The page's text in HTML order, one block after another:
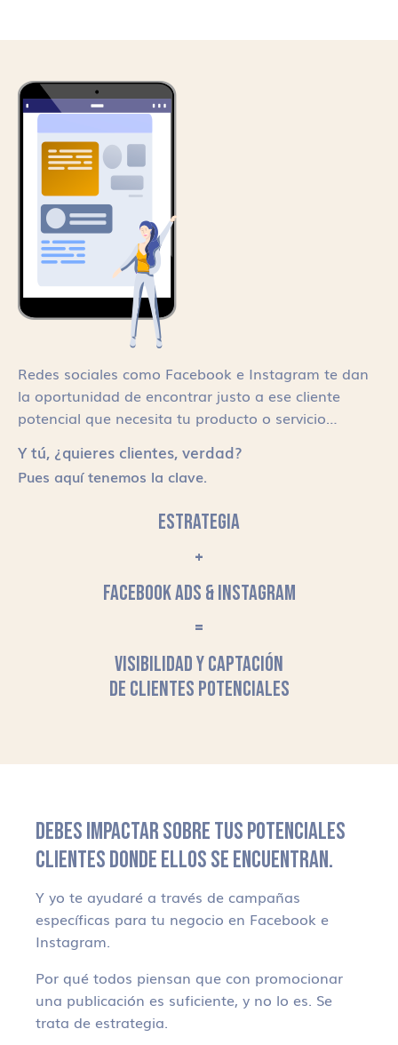
Redes sociales como Facebook e Instagram te dan
la oportunidad de encontrar justo a ese cliente
potencial que necesita tu producto o servicio…
Y tú, ¿quieres clientes, verdad?
Pues aquí tenemos la clave.
ESTRATEGIA
+
FACEBOOK ADS & INSTAGRAM
=
VISIBILIDAD Y CAPTACIÓN
DE CLIENTES POTENCIALES
DEBES IMPACTAR SOBRE TUS POTENCIALES
CLIENTES DONDE ELLOS SE ENCUENTRAN.
Y yo te ayudaré a través de campañas
específicas para tu negocio en Facebook e
Instagram.
Por qué todos piensan que con promocionar
una publicación es suficiente, y no lo es. Se
trata de estrategia.